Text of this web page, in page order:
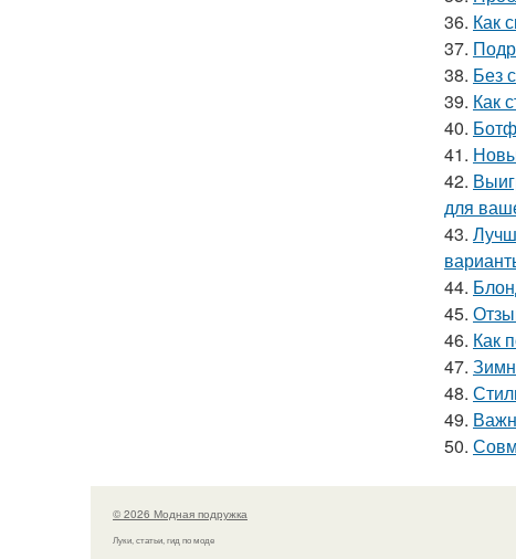
36. Как
37.
38. Без
39. Как
40.
41.
42.
для
43.
44.
45.
46. Как
47.
48.
49.
50.
© 2026 Модная подружка
Луки, статьи, гид по моде